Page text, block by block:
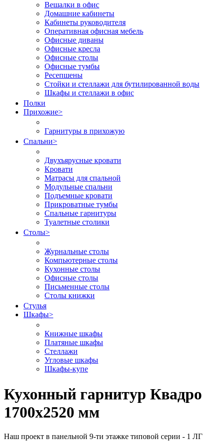
Вешалки в офис
Домашние кабинеты
Кабинеты руководителя
Оперативная офисная мебель
Офисные диваны
Офисные кресла
Офисные столы
Офисные тумбы
Ресепшены
Стойки и стеллажи для бутилированной воды
Шкафы и стеллажи в офис
Полки
Прихожие>
Гарнитуры в прихожую
Спальни>
Двухъярусные кровати
Кровати
Матрасы для спальной
Модульные спальни
Подъемные кровати
Прикроватные тумбы
Спальные гарнитуры
Туалетные столики
Столы>
Журнальные столы
Компьютерные столы
Кухонные столы
Офисные столы
Письменные столы
Столы книжки
Стулья
Шкафы>
Книжные шкафы
Платяные шкафы
Стеллажи
Угловые шкафы
Шкафы-купе
Кухонный гарнитур Квадро
1700х2520 мм
Наш проект в панельной 9-ти этажке типовой серии - 1 ЛГ